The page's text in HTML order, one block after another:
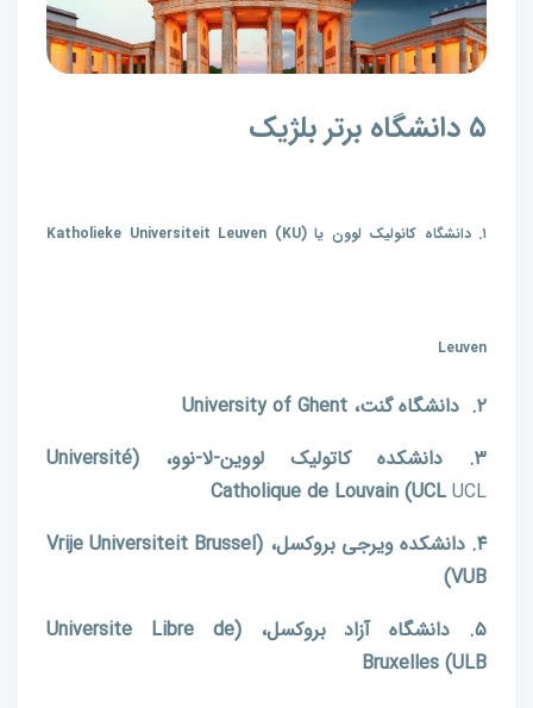
۵ دانشگاه برتر بلژیک
۱. دانشگاه کانولیک لوون یا (Katholieke Universiteit Leuven (KU
Leuven
۲. دانشگاه گنت، University of Ghent
۳. دانشکده کاتولیک لووین-لا-نوو،
(Université
Catholique de Louvain (UCLUCL
۴. دانشکده ویرجی بروکسل،
(Vrije Universiteit Brussel
(VUB
۵. دانشگاه آزاد بروکسل،
(Universite Libre de
Bruxelles (ULB